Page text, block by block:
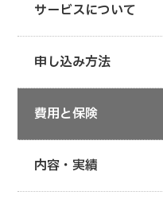
サービスについて
申し込み方法
費用と保険
内容・実績